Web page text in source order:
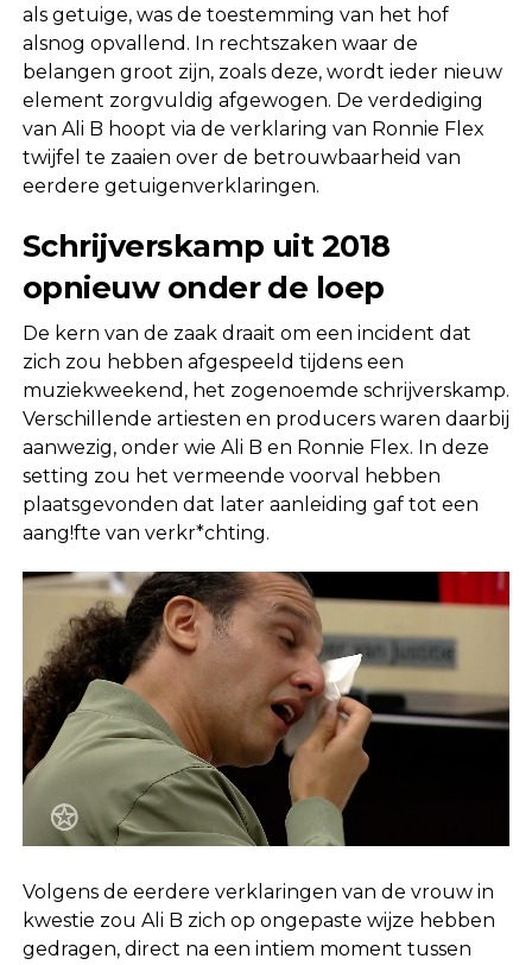
als getuige, was de toestemming van het hof
alsnog opvallend. In rechtszaken waar de
belangen groot zijn, zoals deze, wordt ieder nieuw
element zorgvuldig afgewogen. De verdediging
van Ali B hoopt via de verklaring van Ronnie Flex
twijfel te zaaien over de betrouwbaarheid van
eerdere getuigenverklaringen.
Schrijverskamp uit 2018
opnieuw onder de loep
De kern van de zaak draait om een incident dat
zich zou hebben afgespeeld tijdens een
muziekweekend, het zogenoemde schrijverskamp.
Verschillende artiesten en producers waren daarbij
aanwezig, onder wie Ali B en Ronnie Flex. In deze
setting zou het vermeende voorval hebben
plaatsgevonden dat later aanleiding gaf tot een
aang!fte van verkr*chting.
Volgens de eerdere verklaringen van de vrouw in
kwestie zou Ali B zich op ongepaste wijze hebben
gedragen, direct na een intiem moment tussen